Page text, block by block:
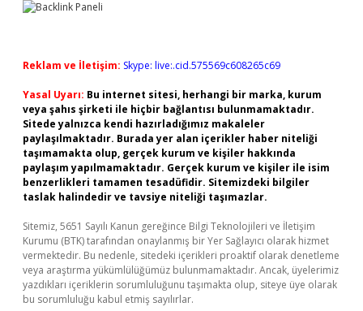
Reklam ve İletişim: Skype: live:.cid.575569c608265c69
Yasal Uyarı: Bu internet sitesi, herhangi bir marka, kurum
veya şahıs şirketi ile hiçbir bağlantısı bulunmamaktadır.
Sitede yalnızca kendi hazırladığımız makaleler
paylaşılmaktadır. Burada yer alan içerikler haber niteliği
taşımamakta olup, gerçek kurum ve kişiler hakkında
paylaşım yapılmamaktadır. Gerçek kurum ve kişiler ile isim
benzerlikleri tamamen tesadüfidir. Sitemizdeki bilgiler
taslak halindedir ve tavsiye niteliği taşımazlar.
Sitemiz, 5651 Sayılı Kanun gereğince Bilgi Teknolojileri ve İletişim
Kurumu (BTK) tarafından onaylanmış bir Yer Sağlayıcı olarak hizmet
vermektedir. Bu nedenle, sitedeki içerikleri proaktif olarak denetleme
veya araştırma yükümlülüğümüz bulunmamaktadır. Ancak, üyelerimiz
yazdıkları içeriklerin sorumluluğunu taşımakta olup, siteye üye olarak
bu sorumluluğu kabul etmiş sayılırlar.